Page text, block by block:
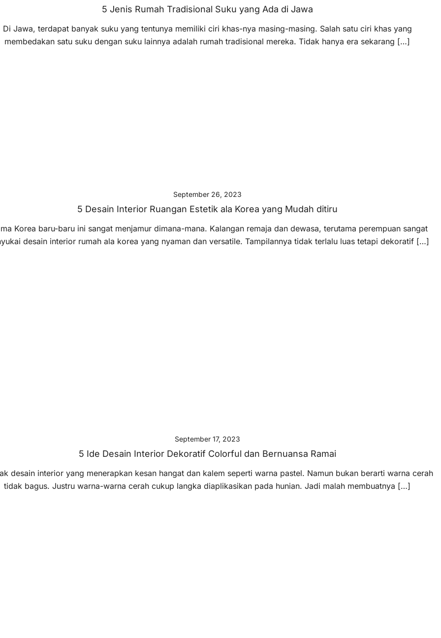
5 Jenis Rumah Tradisional Suku yang Ada di Jawa
Di Jawa, terdapat banyak suku yang tentunya memiliki ciri khas-nya masing-masing. Salah satu ciri khas yang
membedakan satu suku dengan suku lainnya adalah rumah tradisional mereka. Tidak hanya era sekarang […]
September 26, 2023
5 Desain Interior Ruangan Estetik ala Korea yang Mudah ditiru
Korea baru-baru ini sangat menjamur dimana-mana. Kalangan remaja dan dewasa, terutama perempuan sangat
desain interior rumah ala korea yang nyaman dan versatile. Tampilannya tidak terlalu luas tetapi dekoratif […]
September 17, 2023
5 Ide Desain Interior Dekoratif Colorful dan Bernuansa Ramai
desain interior yang menerapkan kesan hangat dan kalem seperti warna pastel. Namun bukan berarti warna cerah
tidak bagus. Justru warna-warna cerah cukup langka diaplikasikan pada hunian. Jadi malah membuatnya […]